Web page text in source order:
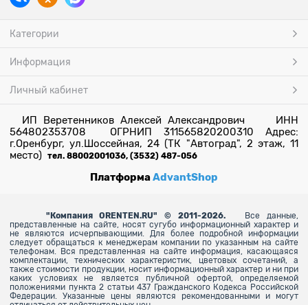
Категории
Информация
Личный кабинет
ИП Веретенников Алексей Александрович ИНН
564802353708 ОГРНИП 311565820200310 Адрес:
г.Оренбург, ул.Шоссейная, 24 (ТК "Автоград", 2 этаж, 11
место) тел. 88002001036, (3532) 487-056
ПлатформаAdvantShop
" Компания ORENTEN.RU" © 2011-2026.
Все данные,
представленные на сайте, носят сугубо информационный характер и
не являются исчерпывающими. Для более подробной информации
следует обращаться к менеджерам компании по указанным на сайте
телефонам. Вся представленная на сайте информация, касающаяся
комплектации, технических характеристик, цветовых сочетаний, а
также стоимости продукции, носит информационный характер и ни при
каких условиях не является публичной офертой, определяемой
положениями пункта 2 статьи 437 Гражданского Кодекса Российской
Федерации. Указанные цены являются рекомендованными и могут